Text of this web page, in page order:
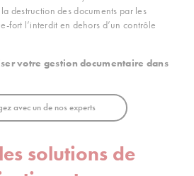
destruction des documents par les
fort l’interdit en dehors d’un contrôle
votre gestion documentaire dans
avec un de nos experts
solutions de